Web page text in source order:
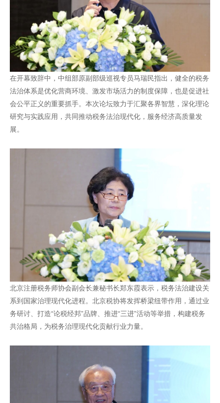
在开幕致辞中，中组部原副部级巡视专员马瑞民指出，健全的税务
法治体系是优化营商环境、激发市场活力的制度保障，也是促进社
会公平正义的重要抓手。本次论坛致力于汇聚各界智慧，深化理论
研究与实践应用，共同推动税务法治现代化，服务经济高质量发
展。
北京注册税务师协会副会长兼秘书长郑东霞表示，税务法治建设关
系到国家治理现代化进程。北京税协将发挥桥梁纽带作用，通过业
务研讨、打造“论税经邦”品牌、推进“三进”活动等举措，构建税务
共治格局，为税务治理现代化贡献行业力量。